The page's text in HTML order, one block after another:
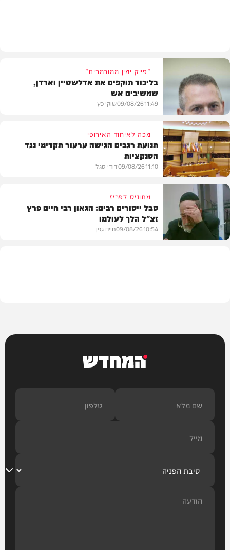
חדשות
"פייק ימין ממורמרים"
בליכוד תוקפים את אדלשטיין וארדן,
שמשיבים אש
11:49
09/08/26שוקי כץ
חדשות
מכה לאיחוד האירופי
תנועת רגבים הגישה ערעור תקדימי נגד
הסנקציות
11:10
09/08/26דודי סגל
מתוניס לפריז
סבל ייסורים רבים: הגאון רבי חיים פרץ
זצ"ל הלך לעולמו
10:54
09/08/26חיים גפן
המחדש